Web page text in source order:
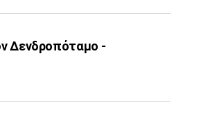
Δενδροπόταμο -